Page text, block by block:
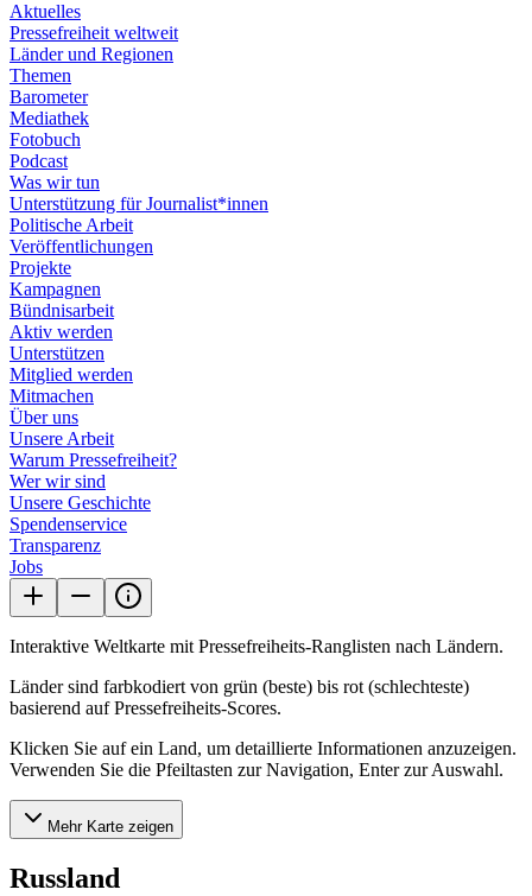
Aktuelles
Pressefreiheit weltweit
Länder und Regionen
Themen
Barometer
Mediathek
Fotobuch
Podcast
Was wir tun
Unterstützung für Journalist*innen
Politische Arbeit
Veröffentlichungen
Projekte
Kampagnen
Bündnisarbeit
Aktiv werden
Unterstützen
Mitglied werden
Mitmachen
Über uns
Unsere Arbeit
Warum Pressefreiheit?
Wer wir sind
Unsere Geschichte
Spendenservice
Transparenz
Jobs
Interaktive Weltkarte mit Pressefreiheits-Ranglisten nach Ländern.
Länder sind farbkodiert von grün (beste) bis rot (schlechteste)
basierend auf Pressefreiheits-Scores.
Klicken Sie auf ein Land, um detaillierte Informationen anzuzeigen.
Verwenden Sie die Pfeiltasten zur Navigation, Enter zur Auswahl.
Mehr Karte zeigen
Russland